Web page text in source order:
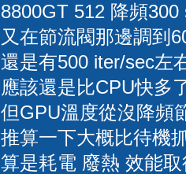
8800GT 512 降頻300
又在節流閥那邊調到
還是有500 iter/sec左
應該還是比CPU快多
但GPU溫度從沒降頻
推算一下大概比待機
算是耗電 廢熱 效能